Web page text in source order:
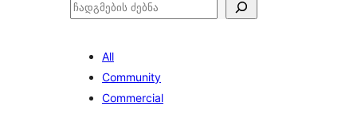
ძებნა
All
Community
Commercial